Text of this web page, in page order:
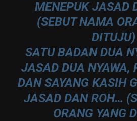
MENEPUK JASAD
(SEBUT NAMA
DITUJU)
SATU BADAN DUA
JASAD DUA NYAWA,
DAN SAYANG KASIH
JASAD DAN ROH…
ORANG YANG